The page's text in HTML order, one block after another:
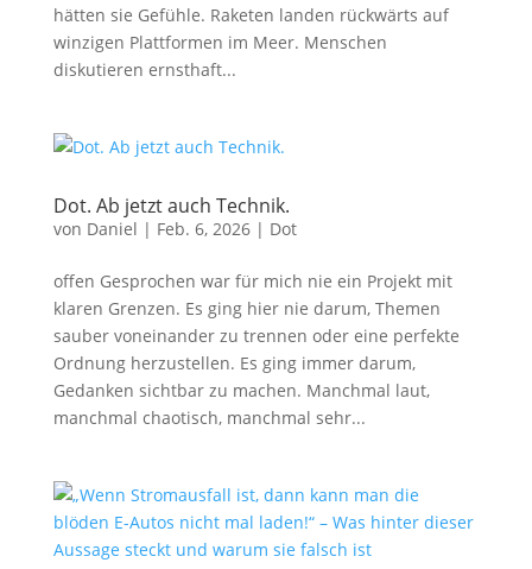
hätten sie Gefühle. Raketen landen rückwärts auf
winzigen Plattformen im Meer. Menschen
diskutieren ernsthaft...
Dot. Ab jetzt auch Technik.
von Daniel | Feb. 6, 2026| Dot
offen Gesprochen war für mich nie ein Projekt mit
klaren Grenzen. Es ging hier nie darum, Themen
sauber voneinander zu trennen oder eine perfekte
Ordnung herzustellen. Es ging immer darum,
Gedanken sichtbar zu machen. Manchmal laut,
manchmal chaotisch, manchmal sehr...